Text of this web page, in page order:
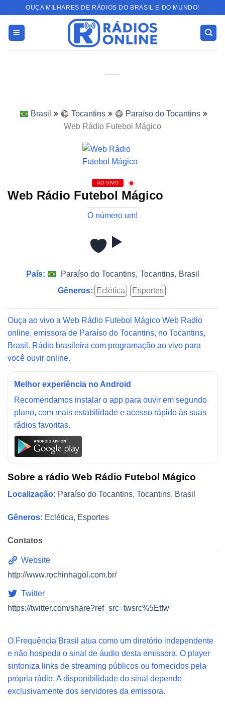
content
OUÇA MILHARES DE RÁDIOS DO BRASIL E DO MUNDO!
Brasil Tocantins
Paraíso do Tocantins
Web Rádio Futebol Mágico
AO VIVO
Web Rádio Futebol Mágico
O número um!
País: Paraíso do Tocantins, Tocantins, Brasil
Gêneros: Eclética Esportes
Ouça ao vivo a Web Rádio Futebol Mágico Web Radio
online, emissora de Paraíso do Tocantins, no Tocantins,
Brasil. Rádio brasileira com programação ao vivo para
você ouvir online.
Melhor experiência no Android
Recomendamos instalar o app para ouvir em segundo
plano, com mais estabilidade e acesso rápido às suas
rádios favoritas.
Sobre a rádio Web Rádio Futebol Mágico
Localização: Paraíso do Tocantins, Tocantins, Brasil
Gêneros: Eclética, Esportes
Contatos
Website
http://www.rochinhagol.com.br/
Twitter
https://twitter.com/share?ref_src=twsrc%5Etfw
O Frequência Brasil atua como um diretório independente
e não hospeda o sinal de áudio desta emissora. O player
sintoniza links de streaming públicos ou fornecidos pela
própria rádio. A disponibilidade do sinal depende
exclusivamente dos servidores da emissora.